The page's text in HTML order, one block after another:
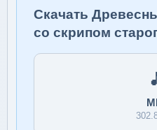
Скачать
со скрипом